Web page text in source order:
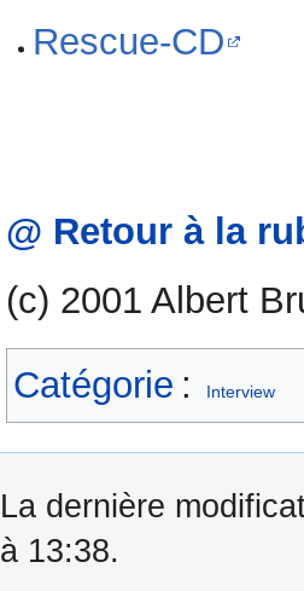
Rescue-CD
@ Retour à la
(c) 2001 Albert
Catégorie : Interview
La dernière
à 13:38.